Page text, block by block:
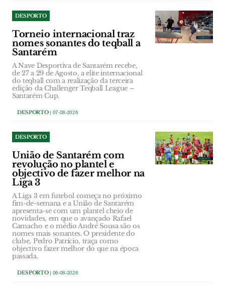
DESPORTO
Torneio internacional traz
nomes sonantes do teqball a
Santarém
A Nave Desportiva de Santarém recebe,
de 27 a 29 de Agosto, a elite internacional
do teqball com a realização da terceira
edição da Challenger Teqball League –
Santarém Cup.
DESPORTO| 07-08-2026
DESPORTO
União de Santarém com
revolução no plantel e
objectivo de fazer melhor na
Liga 3
A Liga 3 em futebol começa no próximo
fim-de-semana e a União de Santarém
apresenta-se com um plantel cheio de
novidades, em que o avançado Rafael
Camacho e o médio André Sousa são os
nomes mais sonantes. O presidente do
clube, Pedro Patrício, traça como
objectivo fazer melhor do que na época
passada.
DESPORTO| 06-08-2026